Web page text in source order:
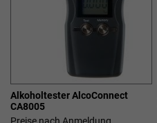
Alkoholtester AlcoConnect
CA8005
Preise nach Anmeldung